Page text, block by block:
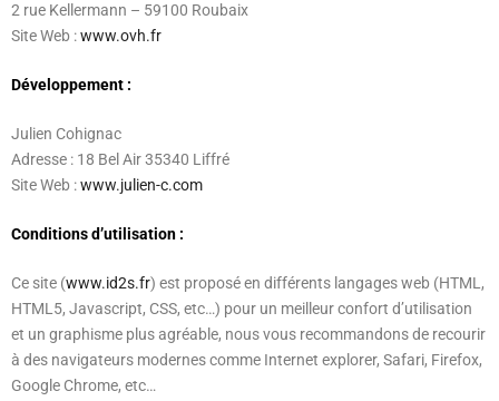
2 rue Kellermann – 59100 Roubaix
Site Web :www.ovh.fr
Développement :
Julien Cohignac
Adresse : 18 Bel Air 35340 Liffré
Site Web :www.julien-c.com
Conditions d’utilisation :
Ce site (www.id2s.fr) est proposé en différents langages web (HTML,
HTML5, Javascript, CSS, etc…) pour un meilleur confort d’utilisation
et un graphisme plus agréable, nous vous recommandons de recourir
à des navigateurs modernes comme Internet explorer, Safari, Firefox,
Google Chrome, etc…